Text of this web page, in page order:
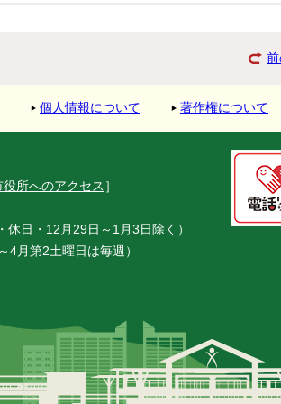
個人情報について 著作権について
役所へのアクセス ］
日・12月29日～1月3日除く）
月第2土曜日は毎週）